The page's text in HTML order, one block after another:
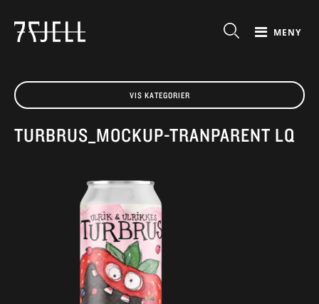
MENY
VIS KATEGORIER
TURBRUS_MOCKUP-TRANPARENT LQ